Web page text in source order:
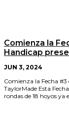
Comienza la
Handicap
JUN 3, 2024
Comienza la Fecha
TaylorMade Esta
rondas de 18 hoyos ya